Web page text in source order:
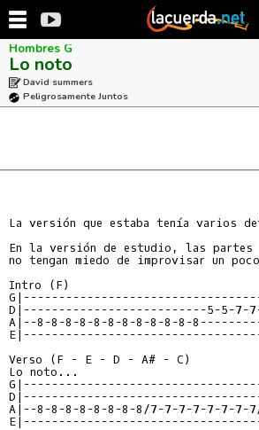
Hombres G
Lo noto
David summers
Peligrosamente Juntos
La versión que estaba tenía varios
En la versión de estudio, las
no tengan miedo de improvisar un
Intro (F)
D|--------------------------5-5-
A|--8-8-8-8-8-8-8-8-8-8-8-
Verso (F - E - D - A# - C)
Lo noto...
A|--8-8-8-8-8-8-8-8/7-7-7-7-7-7-